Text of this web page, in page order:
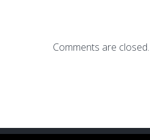
Comments are closed.